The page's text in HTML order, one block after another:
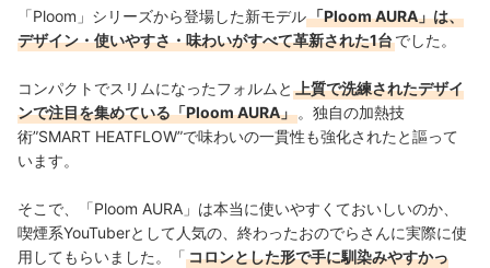
「Ploom」シリーズから登場した新モデル「Ploom AURA」は、
デザイン・使いやすさ・味わいがすべて革新された1台でした。
コンパクトでスリムになったフォルムと 上質で洗練されたデザイ
ンで注目を集めている「Ploom AURA」 。独自の加熱技
術”SMART HEATFLOW”で味わいの一貫性も強化されたと謳って
います。
そこで、「Ploom AURA」は本当に使いやすくておいしいのか、
喫煙系YouTuberとして人気の、終わったおのでらさんに実際に使
用してもらいました。「コロンとした形で手に馴染みやすかっ